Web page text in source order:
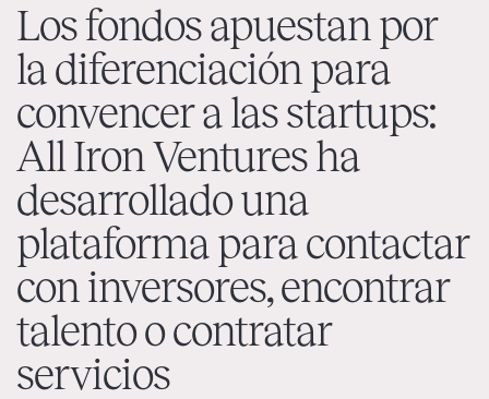
Los fondos apuestan por
la diferenciación para
convencer a las startups:
All Iron Ventures ha
desarrollado una
plataforma para contactar
con inversores, encontrar
talento o contratar
servicios